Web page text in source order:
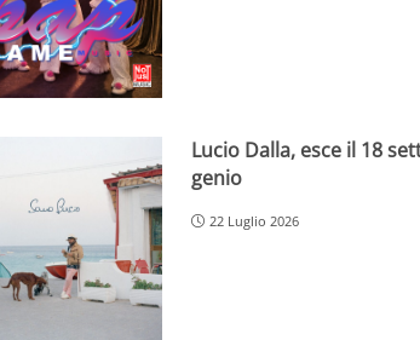
Lucio Dalla, esce il 18
genio
22 Luglio 2026